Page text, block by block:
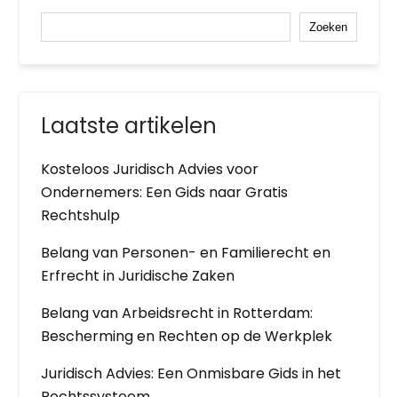
Zoeken
Laatste artikelen
Kosteloos Juridisch Advies voor
Ondernemers: Een Gids naar Gratis
Rechtshulp
Belang van Personen- en Familierecht en
Erfrecht in Juridische Zaken
Belang van Arbeidsrecht in Rotterdam:
Bescherming en Rechten op de Werkplek
Juridisch Advies: Een Onmisbare Gids in het